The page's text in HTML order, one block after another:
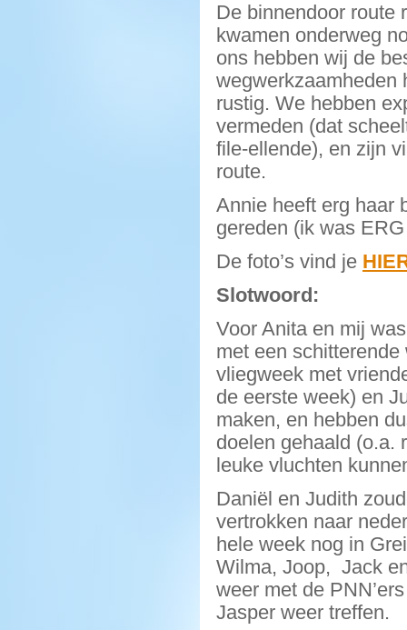
De binnendoor route
kwamen onderweg
ons hebben wij de
wegwerkzaamheden
rustig. We hebben
vermeden (dat
file-ellende), en zijn
route.
Annie heeft erg haar
gereden (ik was
De foto’s vind je
Slotwoord:
Voor Anita en mij
met een
vliegweek met
de eerste week) en
maken, en hebben
doelen gehaald (o.a.
leuke vluchten
Daniël en Judith
vertrokken naar
hele week nog in
Wilma, Joop, Jack
weer met de
Jasper weer treffen.